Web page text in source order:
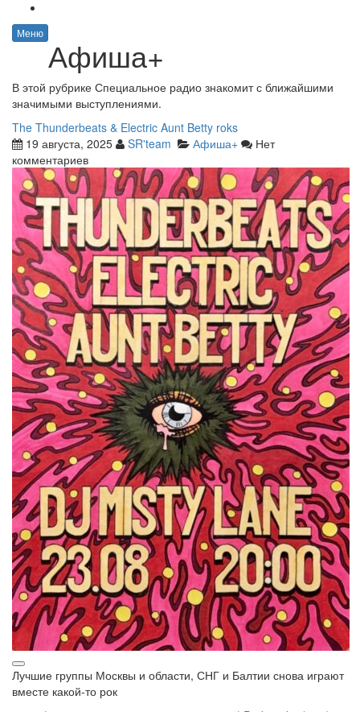
Меню
Афиша+
В этой рубрике Специальное радио знакомит с ближайшими
значимыми выступлениями.
The Thunderbeats & Electric Aunt Betty roks
19 августа, 2025
SR'team Афиша+
Нет
комментариев
Лучшие группы Москвы и области, СНГ и Балтии снова играют
вместе какой-то рок